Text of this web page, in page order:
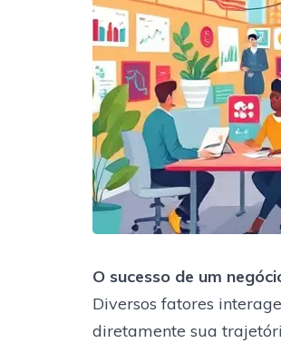
O sucesso de um
Diversos fatores
diretamente sua